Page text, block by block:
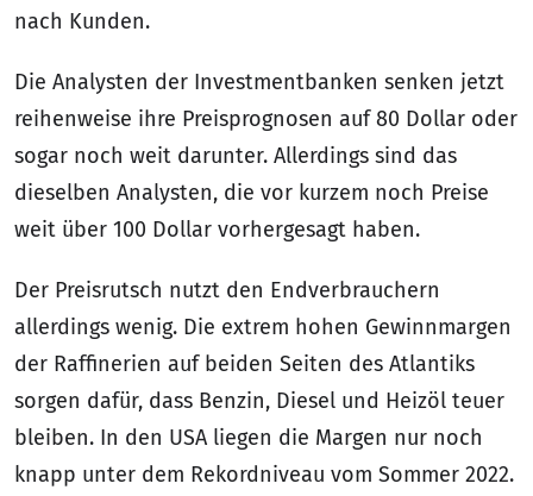
nach Kunden.
Die Analysten der Investmentbanken senken jetzt
reihenweise ihre Preisprognosen auf 80 Dollar oder
sogar noch weit darunter. Allerdings sind das
dieselben Analysten, die vor kurzem noch Preise
weit über 100 Dollar vorhergesagt haben.
Der Preisrutsch nutzt den Endverbrauchern
allerdings wenig. Die extrem hohen Gewinnmargen
der Raffinerien auf beiden Seiten des Atlantiks
sorgen dafür, dass Benzin, Diesel und Heizöl teuer
bleiben. In den USA liegen die Margen nur noch
knapp unter dem Rekordniveau vom Sommer 2022.